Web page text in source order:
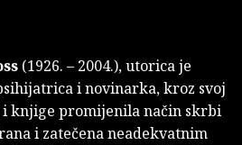
(1926. – 2004.), utorica je
i novinarka, kroz svoj
knjige promijenila način skrbi
i zatečena neadekvatnim